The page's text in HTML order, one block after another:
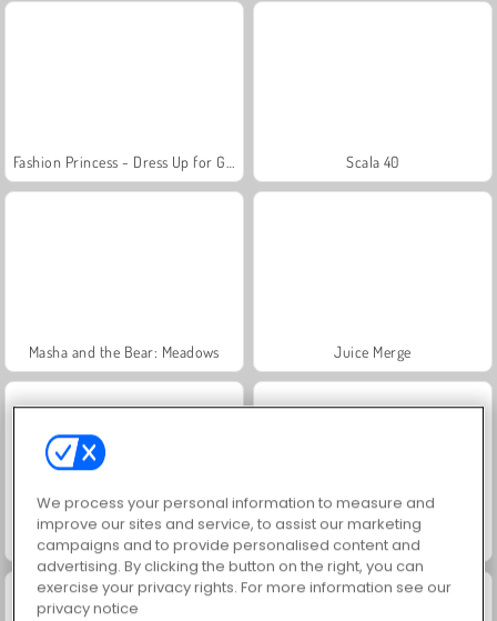
Scala 40
Masha and the Bear: Meadows Juice Merge
Farm Merge Valley Grand Mahjong Connect
We process your personal information to measure and
improve our sites and service, to assist our marketing
campaigns and to provide personalised content and
advertising. By clicking the button on the right, you can
exercise your privacy rights. For more information see our
privacy notice